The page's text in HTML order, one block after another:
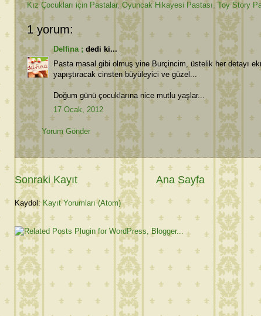
Kız Çocukları için Pastalar, Oyuncak Hikayesi Pastası,Toy Story
1 yorum:
Delfina ; dedi ki...
Pasta masal gibi olmuş yine Burçincim, üstelik her detayı
yapıştıracak cinsten büyüleyici ve güzel...
Doğum günü çocuklarına nice mutlu yaşlar...
17 Ocak, 2012
Yorum Gönder
Sonraki Kayıt Ana Sayfa
Kaydol: Kayıt Yorumları (Atom)